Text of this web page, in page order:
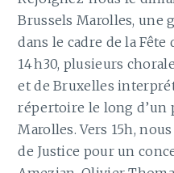
Brussels Marolles, une
dans le cadre de la Fête
14 h30, plusieurs
et de Bruxelles
répertoire le long d’un
Marolles. Vers 15h,
de Justice pour un